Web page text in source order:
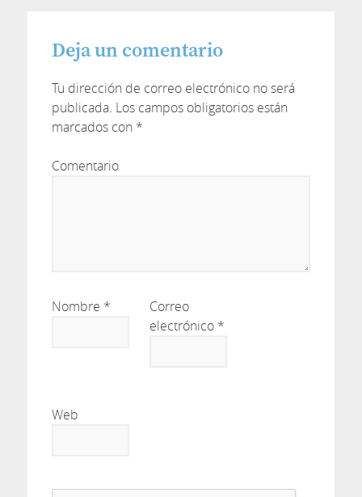
Deja un comentario
Tu dirección de correo electrónico no será
publicada. Los campos obligatorios están
marcados con *
Comentario
Nombre *
Correo
electrónico *
Web